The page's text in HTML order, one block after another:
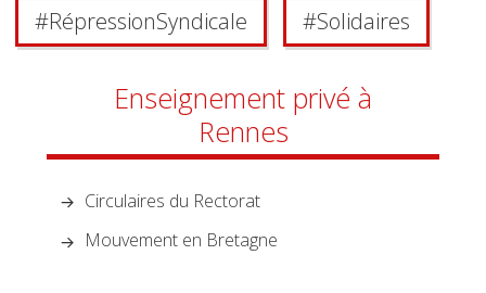
#Répression Syndicale #Solidaires
Enseignement privé à
Rennes
Circulaires du Rectorat
Mouvement en Bretagne